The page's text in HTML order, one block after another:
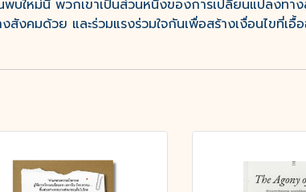
ใหม่นี้ พวกเขาเป็นส่วนหนึ่งของการเปลี่ยนแปลงทา
งคมด้วย และร่วมแรงร่วมใจกันเพื่อสร้างเงื่อนไขที่เ